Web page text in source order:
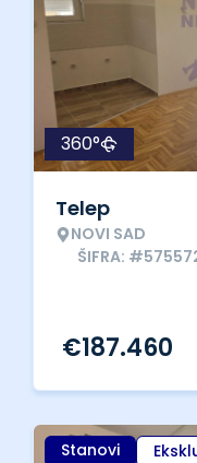
360°
Telep
NOVI SAD
ŠIFRA:
€187.460
Stanovi